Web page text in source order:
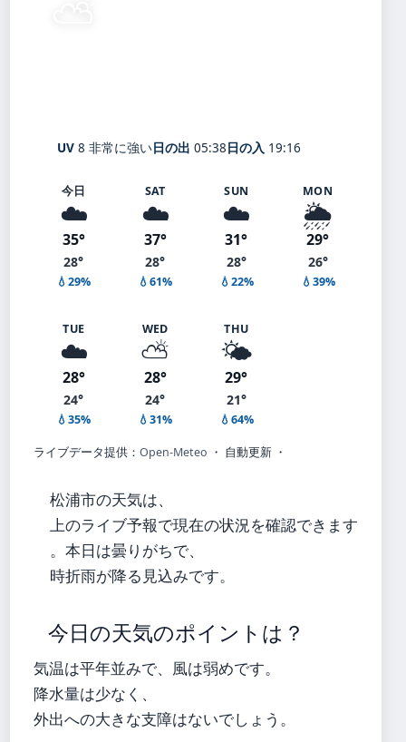
UV 8 非常に強い日の出 05:38日の入 19:16
今日
☁️
35°
28°
💧29%
SAT
☁️
37°
28°
💧61%
SUN
☁️
31°
28°
💧22%
MON
🌦️
29°
26°
💧39%
TUE
☁️
28°
24°
💧35%
WED
⛅
28°
24°
💧31%
THU
🌤️
29°
21°
💧64%
ライブデータ提供： Open-Meteo ・ 自動更新 ・
松浦市の天気は、
上のライブ予報で現在の状況を確認できます
。本日は曇りがちで、
時折雨が降る見込みです。
今日の天気のポイントは？
気温は平年並みで、風は弱めです。
降水量は少なく、
外出への大きな支障はないでしょう。